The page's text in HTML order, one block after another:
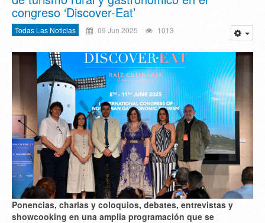
congreso ‘Discover-Eat’
Todas Las Noticias 09 Jun 2025 1013
Ponencias, charlas y coloquios, debates, entrevistas y
showcooking en una amplia programación que se